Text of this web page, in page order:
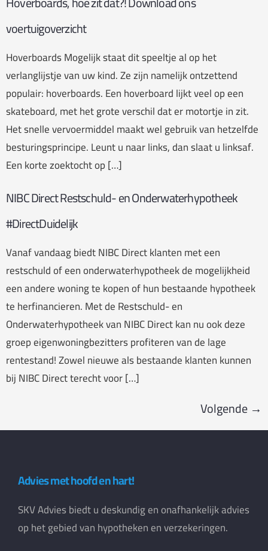
voertuigoverzicht
Hoverboards Mogelijk staat dit speeltje al op het
verlanglijstje van uw kind. Ze zijn namelijk ontzettend
populair: hoverboards. Een hoverboard lijkt veel op een
skateboard, met het grote verschil dat er motortje in zit.
Het snelle vervoermiddel maakt wel gebruik van hetzelfde
besturingsprincipe. Leunt u naar links, dan slaat u linksaf.
Een korte zoektocht op […]
NIBC Direct Restschuld- en Onderwaterhypotheek
#DirectDuidelijk
Vanaf vandaag biedt NIBC Direct klanten met een
restschuld of een onderwaterhypotheek de mogelijkheid
een andere woning te kopen of hun bestaande hypotheek
te herfinancieren. Met de Restschuld- en
Onderwaterhypotheek van NIBC Direct kan nu ook deze
groep eigenwoningbezitters profiteren van de lage
rentestand! Zowel nieuwe als bestaande klanten kunnen
bij NIBC Direct terecht voor […]
Volgende →
Advies met hoofd en hart!
SKV Advies biedt u deskundig en onafhankelijk advies
op het gebied van hypotheken en verzekeringen.